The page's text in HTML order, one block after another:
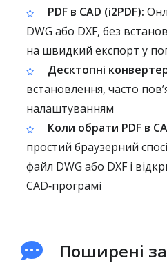
PDF в CAD (i2PDF):
DWG або DXF, без
на швидкий експорт у
Десктопні
встановлення, часто
налаштуванням
Коли обрати PDF в
простий браузерний
файл DWG або DXF і
CAD‑програмі
Поширені